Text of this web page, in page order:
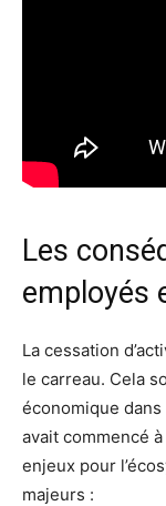
Les
employés
La cessation
le carreau. Cela
économique dans
avait commencé
enjeux pour
majeurs :